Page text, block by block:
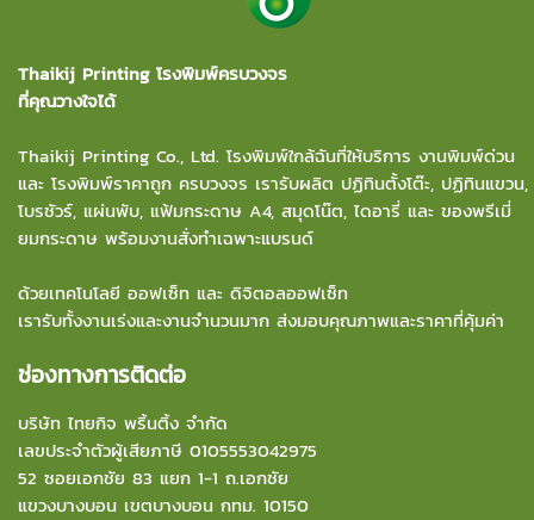
Thaikij Printing โรงพิมพ์ครบวงจร
ที่คุณวางใจได้
Thaikij Printing Co., Ltd. โรงพิมพ์ใกล้ฉันที่ให้บริการ งานพิมพ์ด่วน
และ โรงพิมพ์ราคาถูก ครบวงจร เรารับผลิต ปฏิทินตั้งโต๊ะ, ปฏิทินแขวน,
โบรชัวร์, แผ่นพับ, แฟ้มกระดาษ A4, สมุดโน๊ต, ไดอารี่ และ ของพรีเมี่
ยมกระดาษ พร้อมงานสั่งทำเฉพาะแบรนด์
ด้วยเทคโนโลยี ออฟเซ็ท และ ดิจิตอลออฟเซ็ท
เรารับทั้งงานเร่งและงานจำนวนมาก ส่งมอบคุณภาพและราคาที่คุ้มค่า
ช่องทางการติดต่อ
บริษัท ไทยกิจ พริ้นติ้ง จำกัด
เลขประจำตัวผู้เสียภาษี 0105553042975
52 ซอยเอกชัย 83 แยก 1-1 ถ.เอกชัย
แขวงบางบอน เขตบางบอน กทม. 10150